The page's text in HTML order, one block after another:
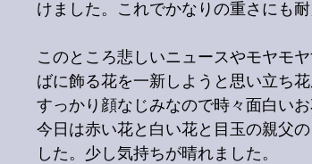
けました。これでかなりの重さにも耐
このところ悲しいニュースやモヤモ
ばに飾る花を一新しようと思い立ち
すっかり顔なじみなので時々面白い
今日は赤い花と白い花と目玉の親父
した。少し気持ちが晴れました。